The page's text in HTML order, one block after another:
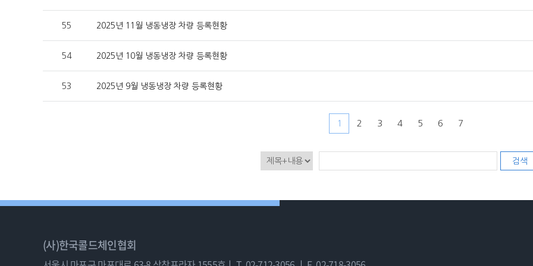
55 2025년 11월 냉동냉장 차량 등록현황
54 2025년 10월 냉동냉장 차량 등록현황
53 2025년 9월 냉동냉장 차량 등록현황
1 2 3 4 5 6 7
검색
(사)한국콜드체인협회